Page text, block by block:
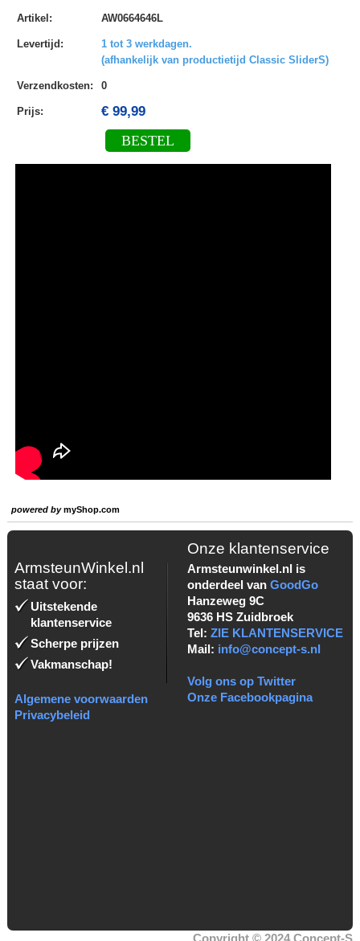
Artikel : AW0664646L
Levertijd :
1 tot 3 werkdagen.
(afhankelijk van productietijd Classic SliderS)
Verzendkosten: 0
Prijs: € 99,99
BESTEL
powered bymyShop.com
ArmsteunWinkel.nl
staat voor:
Uitstekende
klantenservice
Scherpe prijzen
Vakmanschap!
Algemene voorwaarden
Privacybeleid
Onze klantenservice
Armsteunwinkel.nl is
onderdeel van GoodGo
Hanzeweg 9C
9636 HS Zuidbroek
Tel: ZIE KLANTENSERVICE
Mail: info@concept-s.nl
Volg ons op Twitter
Onze Facebookpagina